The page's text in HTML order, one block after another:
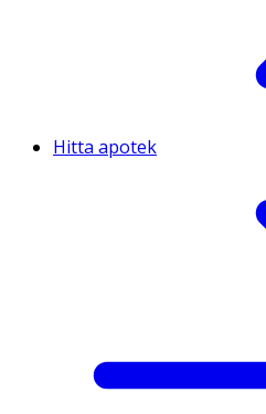
Hitta apotek